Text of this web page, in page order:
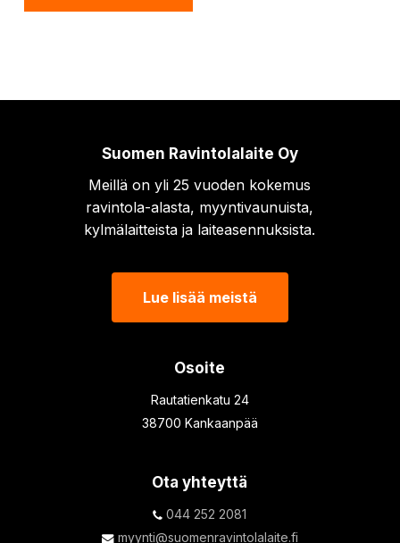
Suomen Ravintolalaite Oy
Meillä on yli 25 vuoden kokemus
ravintola-alasta, myyntivaunuista,
kylmälaitteista ja laiteasennuksista.
Lue lisää meistä
Osoite
Rautatienkatu 24
38700 Kankaanpää
Ota yhteyttä
044 252 2081
myynti@suomenravintolalaite.fi